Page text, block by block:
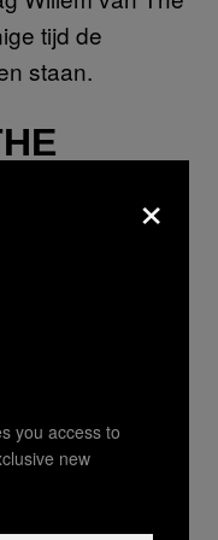
tijd de
staan.
begonnen,
toen
manier
Een moshpit
Kijk, als
gaan ze zo
je als artiest
×
you access to
new